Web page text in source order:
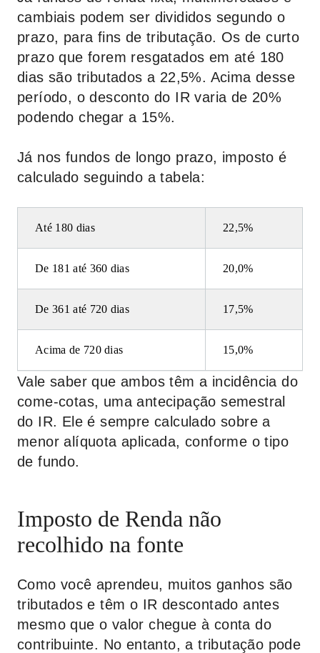
cambiais podem ser divididos segundo o
prazo, para fins de tributação. Os de curto
prazo que forem resgatados em até 180
dias são tributados a 22,5%. Acima desse
período, o desconto do IR varia de 20%
podendo chegar a 15%.
Já nos fundos de longo prazo, imposto é
calculado seguindo a tabela:
Até 180 dias 22,5%
De 181 até 360 dias 20,0%
De 361 até 720 dias 17,5%
Acima de 720 dias 15,0%
Vale saber que ambos têm a incidência do
come-cotas, uma antecipação semestral
do IR. Ele é sempre calculado sobre a
menor alíquota aplicada, conforme o tipo
de fundo.
Imposto de Renda não
recolhido na fonte
Como você aprendeu, muitos ganhos são
tributados e têm o IR descontado antes
mesmo que o valor chegue à conta do
contribuinte. No entanto, a tributação pode